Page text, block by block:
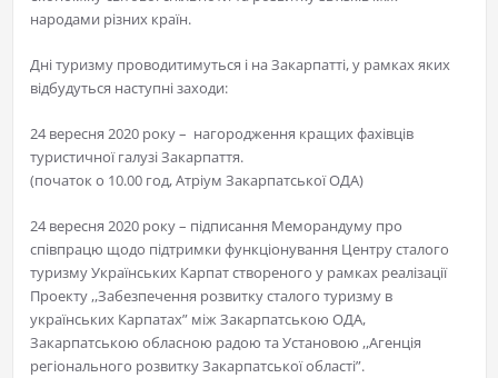
народами різних країн.
Дні туризму проводитимуться і на Закарпатті, у рамках яких
відбудуться наступні заходи:
24 вересня 2020 року – нагородження кращих фахівців
туристичної галузі Закарпаття.
(початок о 10.00 год, Атріум Закарпатської ОДА)
24 вересня 2020 року – підписання Меморандуму про
співпрацю щодо підтримки функціонування Центру сталого
туризму Українських Карпат створеного у рамках реалізації
Проекту ,,Забезпечення розвитку сталого туризму в
українських Карпатах” між Закарпатською ОДА,
Закарпатською обласною радою та Установою ,,Агенція
регіонального розвитку Закарпатської області”.